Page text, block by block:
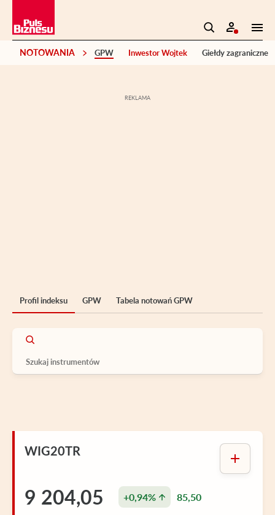
NOTOWANIA GPW Inwestor Wojtek Giełdy zagraniczne
Profil indeksu GPW Tabela notowań GPW
WIG20TR
9 204,05 +0,94% 85,50